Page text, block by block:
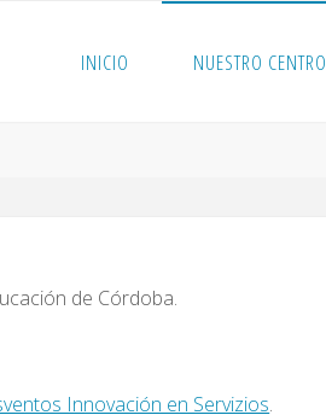
INICIO NUESTRO CENTRO
de Córdoba.
Innovación en Servizios.